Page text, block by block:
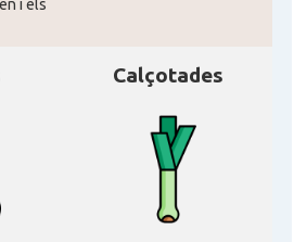
del Govern als Estats
Units i Canadà (New York)
del Govern als Estats
Units i Canadà (Washington)
i els
Calçotades